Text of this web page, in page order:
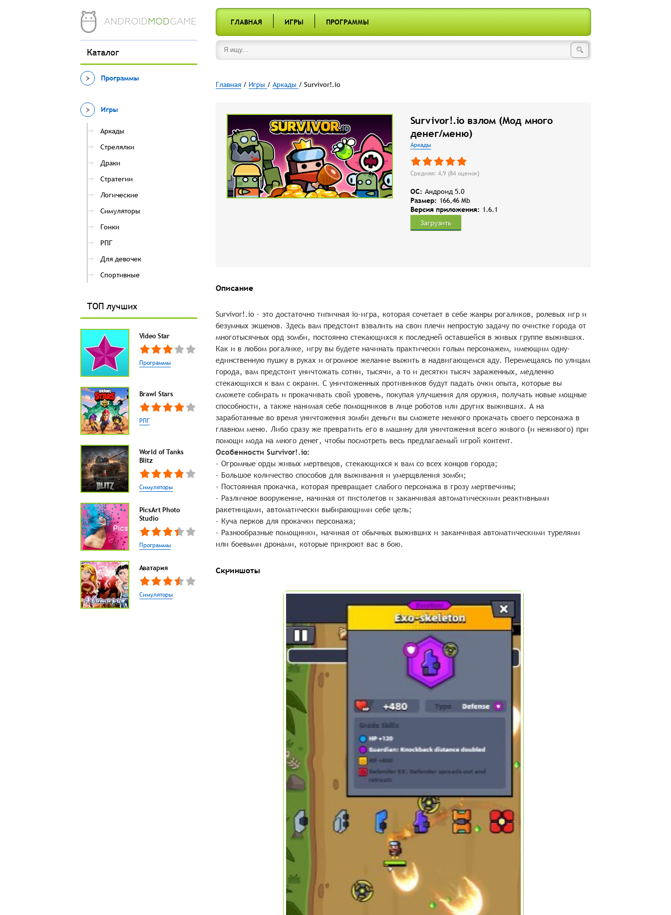
ANDROIDMODGAME ГЛАВНАЯ ИГРЫ ПРОГРАММЫ
Каталог
Программы
Игры
Аркады
Стрелялки
Драки
Стратегии
Логические
Симуляторы
Гонки
РПГ
Для девочек
Спортивные
ТОП лучших
Video Star
Программы
Brawl Stars
РПГ
World of Tanks
Blitz
Симуляторы
PicsArt Photo
Studio
Программы
Аватария
Симуляторы
Главная/ Игры / Аркады / Survivor!.io
Survivor!.io взлом (Мод много
денег/меню)
Аркады
Средняя: 4,9 (84оценок)
OC: Андроид 5.0
Размер: 166,46 Mb
Версия приложения: 1.6.1
Загрузить
Описание
Survivor!.io - это достаточно типичная io-игра, которая сочетает в себе жанры рогаликов, ролевых игр и
безумных экшенов. Здесь вам предстоит взвалить на свои плечи непростую задачу по очистке города от
многотысячных орд зомби, постоянно стекающихся к последней оставшейся в живых группе выживших.
Как и в любом рогалике, игру вы будете начинать практически голым персонажем, имеющим одну-
единственную пушку в руках и огромное желание выжить в надвигающемся аду. Перемещаясь по улицам
города, вам предстоит уничтожать сотни, тысячи, а то и десятки тысяч зараженных, медленно
стекающихся к вам с окраин. С уничтоженных противников будут падать очки опыта, которые вы
сможете собирать и прокачивать свой уровень, покупая улучшения для оружия, получать новые мощные
способности, а также нанимая себе помощников в лице роботов или других выживших. А на
заработанные во время уничтожения зомби деньги вы сможете немного прокачать своего персонажа в
главном меню. Либо сразу же превратить его в машину для уничтожения всего живого (и неживого) при
помощи мода на много денег, чтобы посмотреть весь предлагаемый игрой контент.
Особенности Survivor!.io:
- Огромные орды живых мертвецов, стекающихся к вам со всех концов города;
- Большое количество способов для выживания и умерщвления зомби;
- Постоянная прокачка, которая превращает слабого персонажа в грозу мертвечины;
- Различное вооружение, начиная от пистолетов и заканчивая автоматическими реактивными
ракетницами, автоматически выбирающими себе цель;
- Куча перков для прокачки персонажа;
- Разнообразные помощники, начиная от обычных выживших и заканчивая автоматическими турелями
или боевыми дронами, которые прикроют вас в бою.
Скриншоты